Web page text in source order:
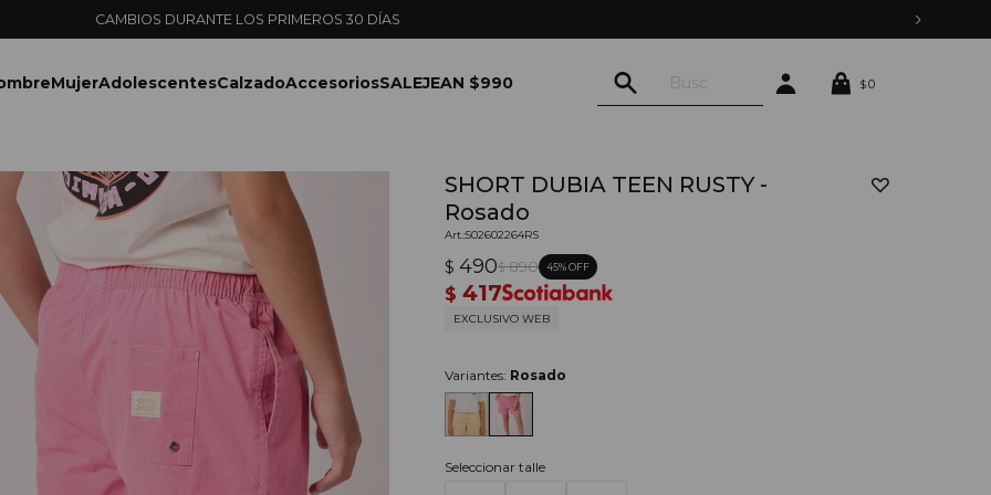
ENVÍOS EXPRESS EN MONTEVIDEO CON PEDIDOS YA
MujerAdolescentesCalzadoAccesoriosSALEJEAN $990 $0
SHORT DUBIA TEEN RUSTY -
Rosado
502602264RS
$ 490$ 890 45
$ 417
EXCLUSIVO WEB
Variantes: Rosado
Seleccionar talle